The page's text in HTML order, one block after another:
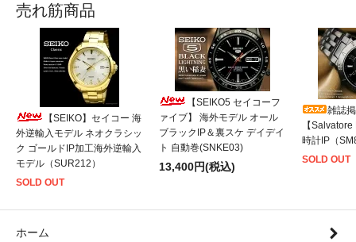
売れ筋商品
【SEIKO】セイコー 海
外逆輸入モデル ネオクラシッ
ク ゴールドIP加工海外逆輸入
モデル（SUR212）
SOLD OUT
【SEIKO5 セイコーフ
ァイブ】 海外モデル オール
ブラックIP＆裏スケ デイデイ
ト 自動巻(SNKE03)
13,400円(税込)
雑誌
【
時計IP（
SOLD OUT
ホーム